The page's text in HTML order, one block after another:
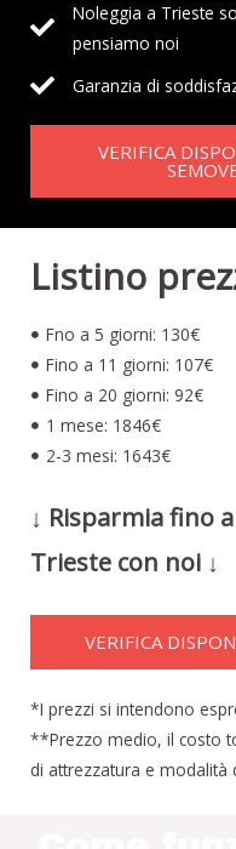
Noleggia a Trieste
pensiamo noi
Garanzia di
VERIFICA
Listino
Fno a 5 giorni: 130€
Fino a 11 giorni: 107€
Fino a 20 giorni: 92€
1 mese: 1846€
2-3 mesi: 1643€
↓ Risparmia fino
Trieste con noi ↓
VERIFICA
*I prezzi si intendono
**Prezzo medio, il costo
di attrezzatura e modalità